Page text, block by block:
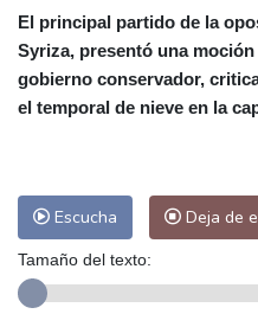
Málaga
32 °C
Las Palmas de Gran
31 °C
Panama City
24 °C
El principal partido de la
Syriza, presentó una
gobierno conservador,
el temporal de nieve en la
Escucha Deja de
Tamaño del texto: